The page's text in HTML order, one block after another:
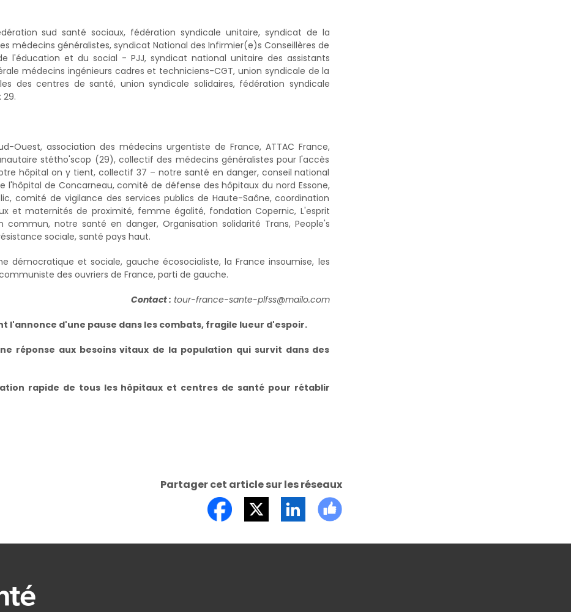
sud santé sociaux, fédération syndicale unitaire, syndicat de la
médecins généralistes, syndicat National des Infirmier(e)s Conseillères de
l'éducation et du social - PJJ, syndicat national unitaire des assistants
médecins ingénieurs cadres et techniciens-CGT, union syndicale de la
des centres de santé, union syndicale solidaires, fédération syndicale
29.
Ouest, association des médecins urgentiste de France, ATTAC France,
stétho'scop (29), collectif des médecins généralistes pour l'accès
hôpital on y tient, collectif 37 – notre santé en danger, conseil national
de Concarneau, comité de défense des hôpitaux du nord Essone,
comité de vigilance des services publics de Haute-Saône, coordination
et maternités de proximité, femme égalité, fondation Copernic, L'esprit
notre santé en danger, Organisation solidarité Trans, People's
sociale, santé pays haut.
démocratique et sociale, gauche écosocialiste, la France insoumise, les
des ouvriers de France, parti de gauche.
Contact : tour-france-sante-plfss@mailo.com
l'annonce d'une pause dans les combats, fragile lueur d'espoir.
réponse aux besoins vitaux de la population qui survit dans des
rapide de tous les hôpitaux et centres de santé pour rétablir
Partager cet article sur les réseaux